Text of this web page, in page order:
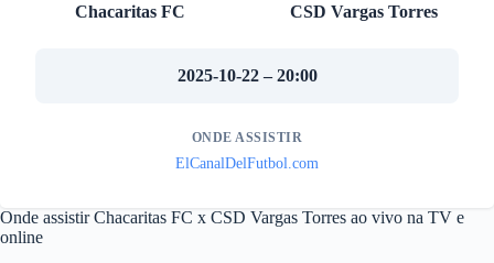
Chacaritas FC
CSD Vargas Torres
2025-10-22 – 20:00
ONDE ASSISTIR
ElCanalDelFutbol.com
Onde assistir Chacaritas FC x CSD Vargas Torres ao vivo na TV e
online